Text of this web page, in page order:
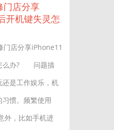
门店分享
开机键失灵怎
店分享iPhone11
么办? 问题描
是工作娱乐，机
惯。频繁使用
外，比如手机进